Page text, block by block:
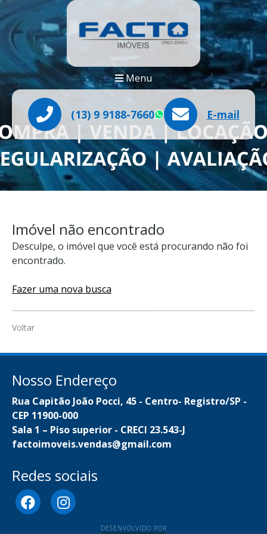
Menu
(13) 9 9188-7660 WhatsApp
E-mail
Imóvel não encontrado
Desculpe, o imóvel que você está procurando não foi
encontrado.
Fazer uma nova busca
Voltar
Nosso Endereço
Rua Capitão João Pocci, 45 - Centro- Registro/SP -
CEP 11900-000
Sala 1 – Piso superior - CRECI 23.543-J
factoimoveis.vendas@gmail.com
Redes sociais
DESENVOLVIDO POR